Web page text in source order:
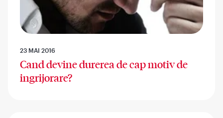
23 MAI 2016
Cand devine durerea de cap motiv de
ingrijorare?